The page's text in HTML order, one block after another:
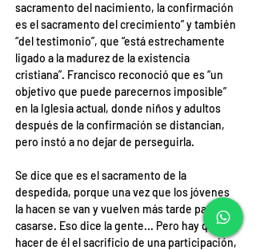
sacramento del nacimiento, la confirmación
es el sacramento del crecimiento” y también
“del testimonio”, que “está estrechamente
ligado a la madurez de la existencia
cristiana”. Francisco reconoció que es “un
objetivo que puede parecernos imposible”
en la Iglesia actual, donde niños y adultos
después de la confirmación se distancian,
pero instó a no dejar de perseguirla.
Se dice que es el sacramento de la
despedida, porque una vez que los jóvenes
la hacen se van y vuelven más tarde para
casarse. Eso dice la gente... Pero hay que
hacer de él el sacrificio de una participación,